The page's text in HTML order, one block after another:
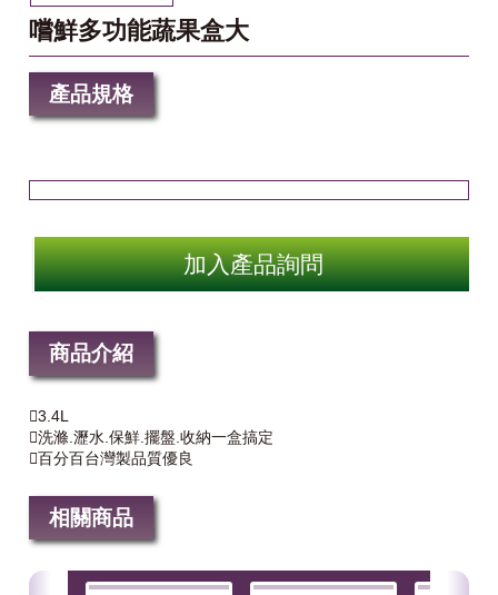
嚐鮮多功能蔬果盒大
產品規格
加入產品詢問
商品介紹
3.4L
洗滌.瀝水.保鮮.擺盤.收納一盒搞定
百分百台灣製品質優良
相關商品